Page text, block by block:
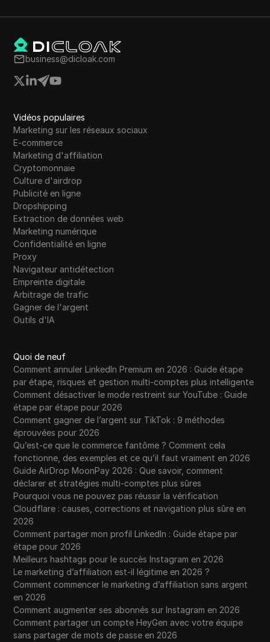
business@dicloak.com
Vidéos populaires
Marketing sur les réseaux sociaux
E-commerce
Marketing d'affiliation
Cryptomonnaie
Culture d'airdrop
Publicité en ligne
Dropshipping
Extraction de données web
Marketing numérique
Confidentialité en ligne
Proxy
Navigateur antidétection
Empreinte digitale
Arbitrage de trafic
Gagner de l'argent
Outils d'IA
Quoi de neuf
Comment annuler LinkedIn Premium en 2026 : Guide étape
par étape, risques et gestion multi-comptes plus intelligente
Comment désactiver le mode restreint sur YouTube : Guide
étape par étape pour 2026
Comment gagner de l’argent sur TikTok : 9 méthodes
éprouvées pour 2026
Qu’est-ce que le commerce fantôme ? Comment cela
fonctionne, des exemples et ce qu’il faut vraiment en 2026
Guide AirDrop MoonPay 2026 : Que savoir, comment
déclarer et stratégies multi-comptes plus sûres
Pourquoi vous ne pouvez pas réussir la vérification
Cloudflare : causes, corrections et navigation plus sûre en
2026
Comment partager mon profil LinkedIn : Guide étape par
étape pour 2026
Meilleurs hashtags pour le succès Instagram en 2026
Le marketing d’affiliation est-il légitime en 2026 ?
Comment commencer le marketing d’affiliation sans argent
en 2026
Comment augmenter ses abonnés sur Instagram en 2026
Comment partager un compte HeyGen avec votre équipe
sans partager de mots de passe en 2026